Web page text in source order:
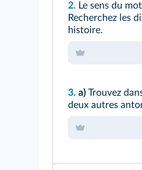
2. Le sens du
Recherchez les
histoire.
3. a) Trouvez
deux autres